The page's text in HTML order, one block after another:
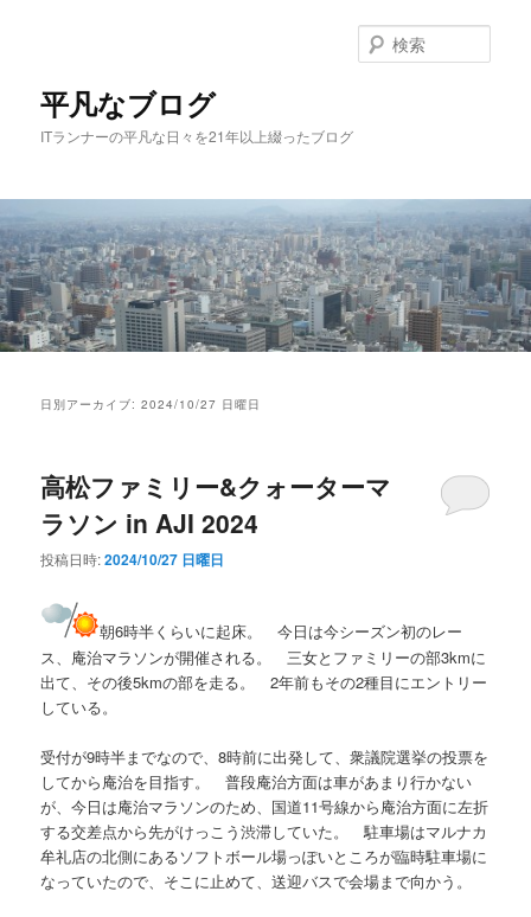
移
動
動
平凡なブログ
ITランナーの平凡な日々を21年以上綴ったブログ
索
日別アーカイブ:2024/10/27 日曜日
高松ファミリー&クォーターマ
ラソン in AJI 2024
投稿日時:2024/10/27 日曜日
朝6時半くらいに起床。 今日は今シーズン初のレー
ス、庵治マラソンが開催される。 三女とファミリーの部3kmに
出て、その後5kmの部を走る。 2年前もその2種目にエントリー
している。
受付が9時半までなので、8時前に出発して、衆議院選挙の投票を
してから庵治を目指す。 普段庵治方面は車があまり行かない
が、今日は庵治マラソンのため、国道11号線から庵治方面に左折
する交差点から先がけっこう渋滞していた。 駐車場はマルナカ
牟礼店の北側にあるソフトボール場っぽいところが臨時駐車場に
なっていたので、そこに止めて、送迎バスで会場まで向かう。